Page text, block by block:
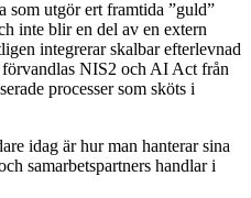
som utgör ert framtida ”guld”
inte blir en del av en extern
integrerar skalbar efterlevnad
NIS2 och AI Act från
processer som sköts i
idag är hur man hanterar sina
samarbetspartners handlar i